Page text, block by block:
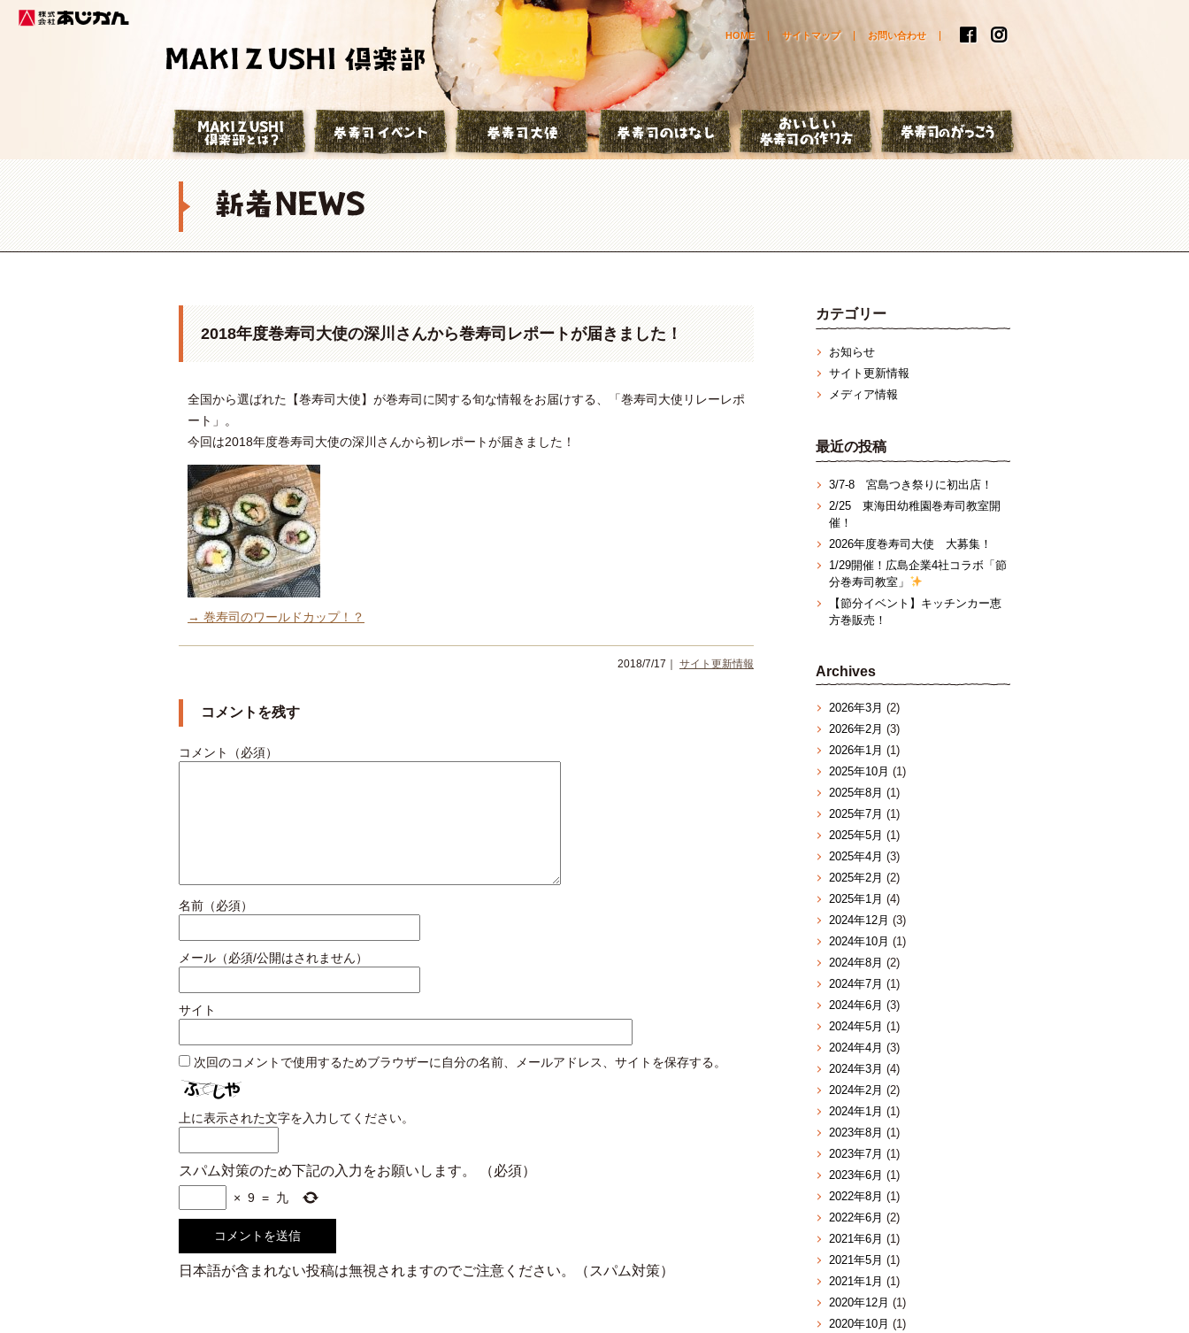
株式会社あじかん お問い合わせ
サイトマップ
HOME
巻寿司倶楽部とは？ 巻寿司イベント 巻寿司大使 巻寿司のはなし おいしい巻寿司の作り方
2018年度巻寿司大使の深川さんから巻寿司レポートが届きました！
全国から選ばれた【巻寿司大使】が巻寿司に関する旬な情報をお届けする、「巻寿司大使リレーレポ
ート」。
今回は2018年度巻寿司大使の深川さんから初レポートが届きました！
→ 巻寿司のワールドカップ！？
2018/7/17｜ サイト更新情報
コメントを残す
コメント（必須）
名前（必須）
メール（必須/公開はされません）
サイト
次回のコメントで使用するためブラウザーに自分の名前、メールアドレス、サイトを保存する。
上に表示された文字を入力してください。
スパム対策のため下記の入力をお願いします。 （必須）
× 9 = 九
日本語が含まれない投稿は無視されますのでご注意ください。（スパム対策）
カテゴリー
お知らせ
サイト更新情報
メディア情報
最近の投稿
3/7‐8 宮島つき祭りに初出店！
2/25 東海田幼稚園巻寿司教室開
催！
2026年度巻寿司大使 大募集！
1/29開催！広島企業4社コラボ「節
分巻寿司教室」
【節分イベント】キッチンカー恵
方巻販売！
Archives
2026年3月 (2)
2026年2月 (3)
2026年1月 (1)
2025年10月 (1)
2025年8月 (1)
2025年7月 (1)
2025年5月 (1)
2025年4月 (3)
2025年2月 (2)
2025年1月 (4)
2024年12月 (3)
2024年10月 (1)
2024年8月 (2)
2024年7月 (1)
2024年6月 (3)
2024年5月 (1)
2024年4月 (3)
2024年3月 (4)
2024年2月 (2)
2024年1月 (1)
2023年8月 (1)
2023年7月 (1)
2023年6月 (1)
2022年8月 (1)
2022年6月 (2)
2021年6月 (1)
2021年5月 (1)
2021年1月 (1)
2020年12月 (1)
2020年10月 (1)